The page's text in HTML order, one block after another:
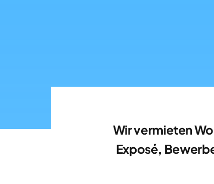
Wir vermieten
Exposé,